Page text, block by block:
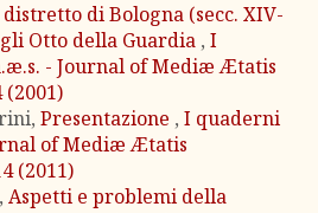
di Bologna (secc. XIV-
Otto della Guardia , I
- Journal of Mediæ Ætatis
(2001)
Presentazione , I quaderni
of Mediæ Ætatis
(2011)
Aspetti e problemi della